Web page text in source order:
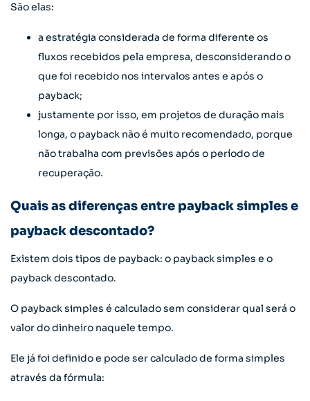
São elas:
a estratégia considerada de forma diferente os
fluxos recebidos pela empresa, desconsiderando o
que foi recebido nos intervalos antes e após o
payback;
justamente por isso, em projetos de duração mais
longa, o payback não é muito recomendado, porque
não trabalha com previsões após o período de
recuperação.
Quais as diferenças entre payback simples e
payback descontado?
Existem dois tipos de payback: o payback simples e o
payback descontado.
O payback simples é calculado sem considerar qual será o
valor do dinheiro naquele tempo.
Ele já foi definido e pode ser calculado de forma simples
através da fórmula: